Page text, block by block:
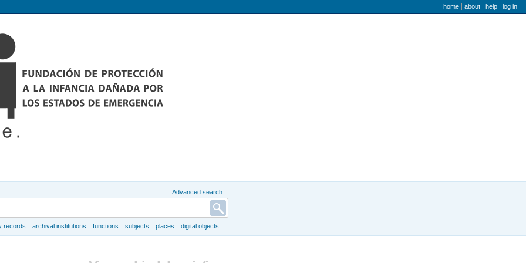
user menu
home about help log in
Advanced search
records archival institutions functions subjects places digital objects